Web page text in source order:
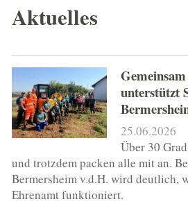
GEMEINDERAT UND
NACHRICHTENBLATT
BÜRGERSERVICE
LEBEN IM ORT
TOURISMUS &
Aktuelles
unterstützt
25.06.2026
Über 30
und trotzdem packen alle mit an.
Bermersheim v.d.H. wird deutlich,
Ehrenamt funktioniert.